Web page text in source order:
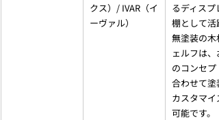
クス）/ IVAR（イ
ーヴァル）
るディスプ
棚として活
無塗装の木
ェルフは、
のコンセプ
合わせて塗
カスタマイ
可能です。